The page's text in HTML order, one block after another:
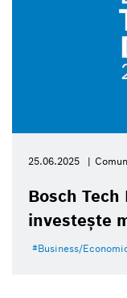
25.06.2025
Bosch Tech
investește
Business/